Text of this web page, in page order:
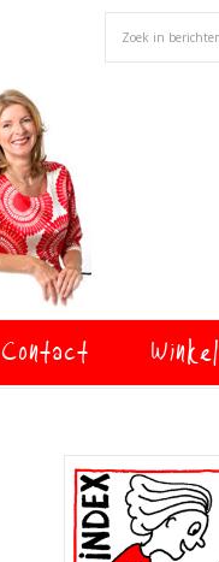
Contact Winkel
Primaire
Sidebar